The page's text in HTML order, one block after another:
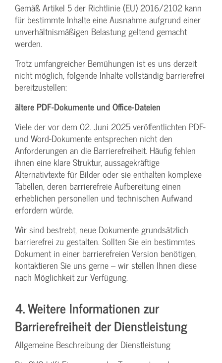
Gemäß Artikel 5 der Richtlinie (EU) 2016/2102 kann
für bestimmte Inhalte eine Ausnahme aufgrund einer
unverhältnismäßigen Belastung geltend gemacht
werden.
Trotz umfangreicher Bemühungen ist es uns derzeit
nicht möglich, folgende Inhalte vollständig barrierefrei
bereitzustellen:
ältere PDF-Dokumente und Office-Dateien
Viele der vor dem 02. Juni 2025 veröffentlichten PDF-
und Word-Dokumente entsprechen nicht den
Anforderungen an die Barrierefreiheit. Häufig fehlen
ihnen eine klare Struktur, aussagekräftige
Alternativtexte für Bilder oder sie enthalten komplexe
Tabellen, deren barrierefreie Aufbereitung einen
erheblichen personellen und technischen Aufwand
erfordern würde.
Wir sind bestrebt, neue Dokumente grundsätzlich
barrierefrei zu gestalten. Sollten Sie ein bestimmtes
Dokument in einer barrierefreien Version benötigen,
kontaktieren Sie uns gerne – wir stellen Ihnen diese
nach Möglichkeit zur Verfügung.
4. Weitere Informationen zur
Barrierefreiheit der Dienstleistung
Allgemeine Beschreibung der Dienstleistung